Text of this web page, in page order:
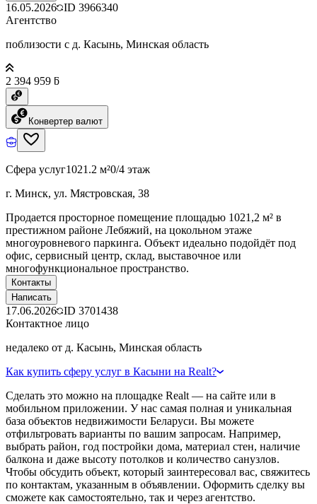
16.05.2026 ID 3966340
Агентство
поблизости с д. Касынь, Минская область
2 394 959 ƃ
Конвертер валют
Сфера услуг1021.2 м²0/4 этаж
г. Минск, ул. Мястровская, 38
Продается просторное помещение площадью 1021,2 м² в
престижном районе Лебяжий, на цокольном этаже
многоуровневого паркинга. Объект идеально подойдёт под
офис, сервисный центр, склад, выставочное или
многофункциональное пространство.
Контакты
Написать
17.06.2026 ID 3701438
Контактное лицо
недалеко от д. Касынь, Минская область
Как купить сферу услуг в Касыни на Realt?
Сделать это можно на площадке Realt — на сайте или в
мобильном приложении. У нас самая полная и уникальная
база объектов недвижимости Беларуси. Вы можете
отфильтровать варианты по вашим запросам. Например,
выбрать район, год постройки дома, материал стен, наличие
балкона и даже высоту потолков и количество санузлов.
Чтобы обсудить объект, который заинтересовал вас, свяжитесь
по контактам, указанным в объявлении. Оформить сделку вы
сможете как самостоятельно, так и через агентство.